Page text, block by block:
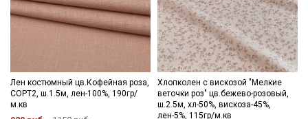
Лен костюмный цв.Кофейная роза,
СОРТ2, ш.1.5м, лен-100%, 190гр/
м.кв
Хлопколен с вискозой "Мелкие
веточки роз" цв.бежево-розовый,
ш.2.5м, хл-50%, вискоза-45%,
лен-5%, 115гр/м.кв